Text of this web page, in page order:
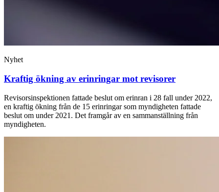
Nyhet
Kraftig ökning av erinringar mot revisorer
Revisorsinspektionen fattade beslut om erinran i 28 fall under 2022,
en kraftig ökning från de 15 erinringar som myndigheten fattade
beslut om under 2021. Det framgår av en sammanställning från
myndigheten.